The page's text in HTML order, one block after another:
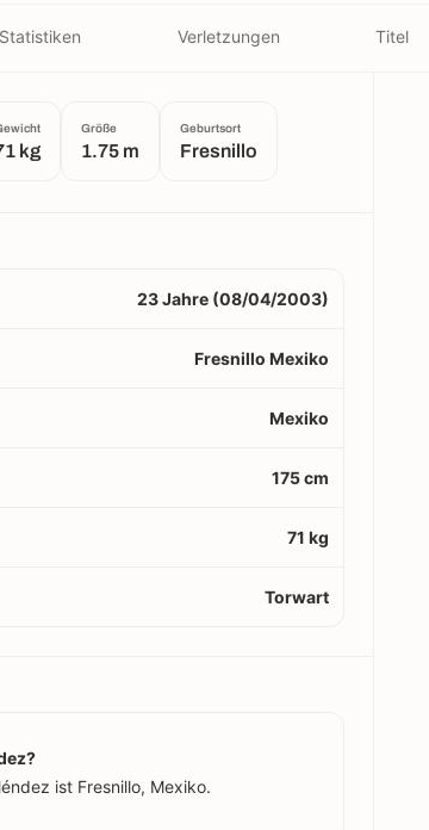
Statistiken Verletzungen Titel
kg
Größe
1.75 m
Geburtsort
Fresnillo
23 Jahre (08/04/2003)
Fresnillo Mexiko
Mexiko
175 cm
71 kg
Torwart
ist Fresnillo, Mexiko.